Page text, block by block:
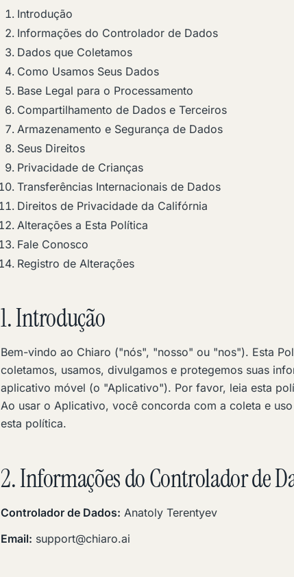
Introdução
Informações do Controlador de Dados
Dados que Coletamos
Como Usamos Seus Dados
Base Legal para o Processamento
Compartilhamento de Dados e Terceiros
Armazenamento e Segurança de Dados
Seus Direitos
Privacidade de Crianças
Transferências Internacionais de Dados
Direitos de Privacidade da Califórnia
Alterações a Esta Política
Fale Conosco
Registro de Alterações
1. Introdução
Bem-vindo ao Chiaro ("nós", "nosso" ou "nos"). Esta
coletamos, usamos, divulgamos e protegemos suas
aplicativo móvel (o "Aplicativo"). Por favor, leia esta
Ao usar o Aplicativo, você concorda com a coleta e
esta política.
2. Informações do Controlador de
Controlador de Dados: Anatoly Terentyev
Email: support@chiaro.ai